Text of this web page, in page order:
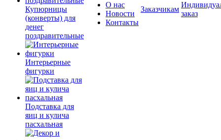
Купюрницы
(конверты) для
денег
поздравительные
Интерьерные
фигурки
Подставка для
яиц и кулича
пасхальная
О нас
Новости
Контакты
Заказчикам
заказ